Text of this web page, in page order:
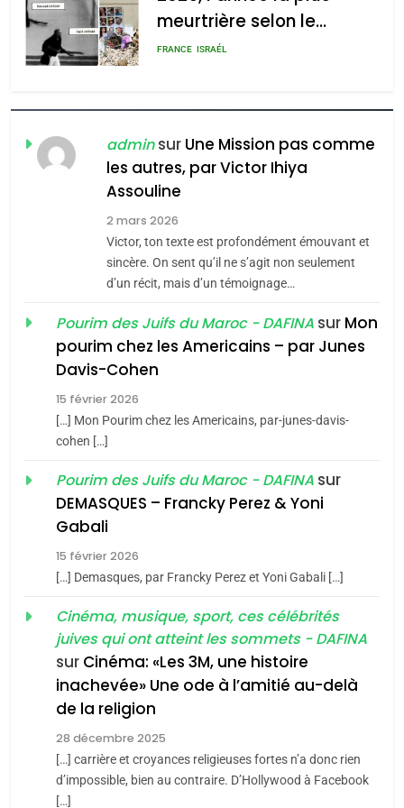
admin 0
POURQUOI JE REVENDIQUE
MA JUDAÏTE par Thérèse
ISRAÉL JUDAISME
CE QUI NOUS MANQUE –
Jacques Hadida
JUDAISME
Maroc : Les amandes de
Tafraout, le miel de Tadla
Azilal consacrés produits
du terroir
DAFINA MAROC
Oeil ravageur – Vanessa
De Loya Stauber
«Tu dis génocide, je dis
guerre»: La nouvelle
Tout sur la Nostalgie
SOUVENIRS
l’alliance pourrait
s’étendre à 13 pays
d’Amérique latine
ISRAÉL JUDAISME
adminsur Une Mission pas comme
les autres, par Victor Ihiya
Assouline
2 mars 2026
Victor, ton texte est profondément émouvant et
sincère. On sent qu’il ne s’agit non seulement
d’un récit, mais d’un témoignage…
Pourim des Juifs du Maroc - DAFINA sur Mon
pourim chez les Americains – par Junes
Davis-Cohen
15 février 2026
[…] Mon Pourim chez les Americains, par-junes-davis-
cohen […]
Pourim des Juifs du Maroc - DAFINA sur
DEMASQUES – Francky Perez & Yoni
Gabali
15 février 2026
[…] Demasques, par Francky Perez et Yoni Gabali […]
Cinéma, musique, sport, ces célébrités
juives qui ont atteint les sommets - DAFINA
sur Cinéma: «Les 3M, une histoire
inachevée» Une ode à l’amitié au-delà
de la religion
28 décembre 2025
[…] carrière et croyances religieuses fortes n’a donc rien
d’impossible, bien au contraire. D’Hollywood à Facebook
[…]
2025, l’année la plus
d’ADL contre
l’antisémitisme
FRANCE ISRAÉL
POURQUOI JE REVENDIQUE
Zrihen-Dvir
CE QUI NOUS MANQUE –
Jacques Hadida
JUDAISME
Maroc : Les amandes de